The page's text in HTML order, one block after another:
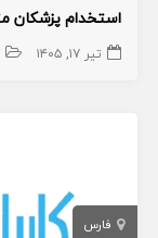
استخدام
تیر ۱۷, ۱۴۰۵
فارس